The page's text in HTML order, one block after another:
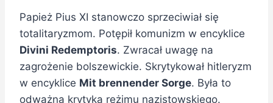
Papież Pius XI stanowczo sprzeciwiał się
totalitaryzmom. Potępił komunizm w encyklice
Divini Redemptoris. Zwracał uwagę na
zagrożenie bolszewickie. Skrytykował hitleryzm
w encyklice Mit brennender Sorge. Była to
odważna krytyka reżimu nazistowskiego.